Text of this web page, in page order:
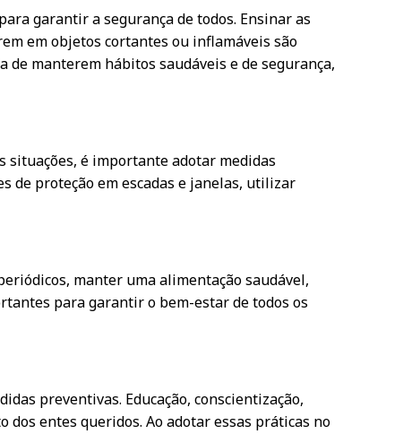
garantir a segurança de todos. Ensinar as
em objetos cortantes ou inflamáveis são
manterem hábitos saudáveis e de segurança,
situações, é importante adotar medidas
de proteção em escadas e janelas, utilizar
manter uma alimentação saudável,
para garantir o bem-estar de todos os
preventivas. Educação, conscientização,
entes queridos. Ao adotar essas práticas no